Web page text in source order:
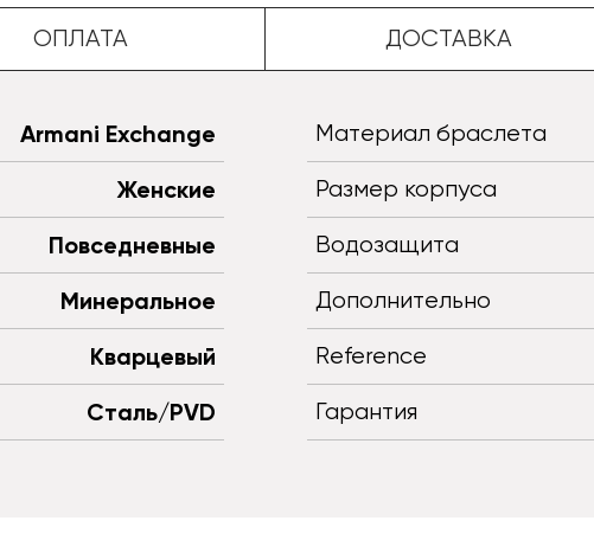
ОПЛАТА ДОСТАВКА
Armani Exchange
Женские
Повседневные
Минеральное
Кварцевый
Сталь/PVD
Материал браслета
Размер корпуса
Водозащита
Дополнительно
Reference
Гарантия